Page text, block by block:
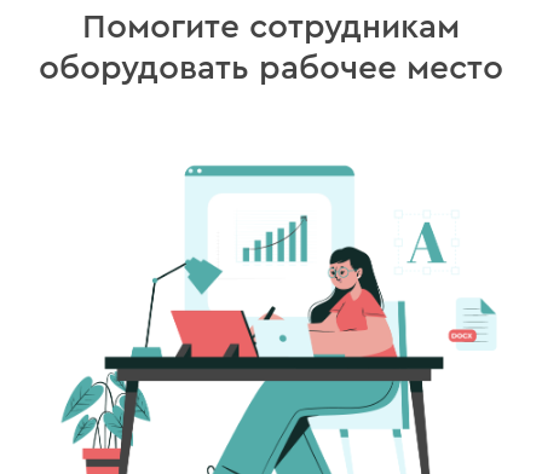
Помогите сотрудникам
оборудовать рабочее место